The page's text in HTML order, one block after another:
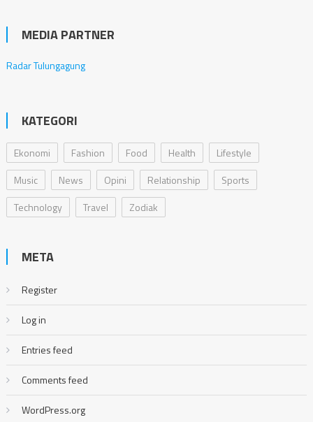
MEDIA PARTNER
Radar Tulungagung
KATEGORI
Ekonomi Fashion Food Health
Lifestyle
Music
News Opini Relationship
Sports
Technology
Travel Zodiak
META
Register
Log in
Entries feed
Comments feed
WordPress.org